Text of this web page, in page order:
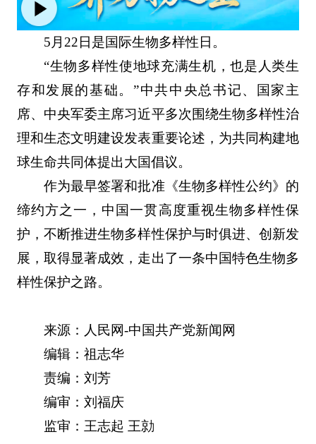
5月22日是国际生物多样性日。
“生物多样性使地球充满生机，也是人类生
存和发展的基础。”中共中央总书记、国家主
席、中央军委主席习近平多次围绕生物多样性治
理和生态文明建设发表重要论述，为共同构建地
球生命共同体提出大国倡议。
作为最早签署和批准《生物多样性公约》的
缔约方之一，中国一贯高度重视生物多样性保
护，不断推进生物多样性保护与时俱进、创新发
展，取得显著成效，走出了一条中国特色生物多
样性保护之路。
来源：人民网-中国共产党新闻网
编辑：祖志华
责编：刘芳
编审：刘福庆
监审：王志起 王勍